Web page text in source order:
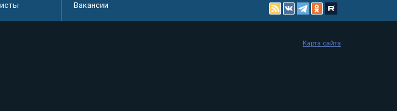
Вакансии
Карта сайта